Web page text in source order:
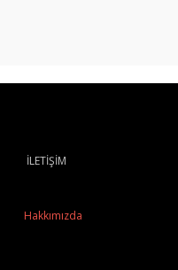
İLETİŞİM
Hakkımızda